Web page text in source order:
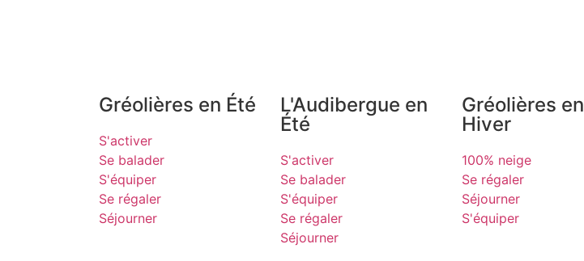
Gréolières en Été
S'activer
Se balader
S'équiper
Se régaler
Séjourner
L'Audibergue en
Été
S'activer
Se balader
S'équiper
Se régaler
Séjourner
Gréolières en
Hiver
100% neige
Se régaler
Séjourner
S'équiper